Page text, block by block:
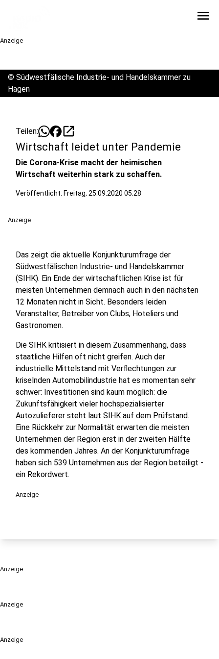
menu
Anzeige
Anzeige
Anzeige
© Südwestfälische Industrie- und Handelskammer zu
Hagen
Teilen: open_in_new
Wirtschaft leidet unter Pandemie
Die Corona-Krise macht der heimischen
Wirtschaft weiterhin stark zu schaffen.
Veröffentlicht: Freitag, 25.09.2020 05:28
Anzeige
Das zeigt die aktuelle Konjunkturumfrage der
Südwestfälischen Industrie- und Handelskammer
(SIHK). Ein Ende der wirtschaftlichen Krise ist für
meisten Unternehmen demnach auch in den nächsten
12 Monaten nicht in Sicht. Besonders leiden
Veranstalter, Betreiber von Clubs, Hoteliers und
Gastronomen.
Die SIHK kritisiert in diesem Zusammenhang, dass
staatliche Hilfen oft nicht greifen. Auch der
industrielle Mittelstand mit Verflechtungen zur
kriselnden Automobilindustrie hat es momentan sehr
schwer: Investitionen sind kaum möglich: die
Zukunftsfähigkeit vieler hochspezialisierter
Autozulieferer steht laut SIHK auf dem Prüfstand.
Eine Rückkehr zur Normalität erwarten die meisten
Unternehmen der Region erst in der zweiten Hälfte
des kommenden Jahres. An der Konjunkturumfrage
haben sich 539 Unternehmen aus der Region beteiligt -
ein Rekordwert.
Anzeige
Anzeige